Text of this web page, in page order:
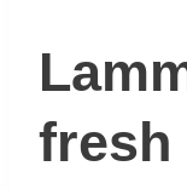
fresh